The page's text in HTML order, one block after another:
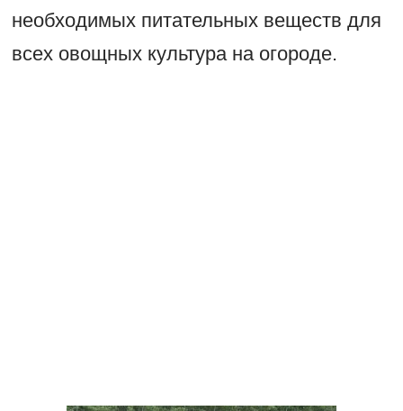
необходимых питательных веществ для
всех овощных культура на огороде.